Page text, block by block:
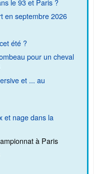
le 93 et Paris ?
en septembre 2026
été ?
pour un cheval
et ... au
et nage dans la
à Paris